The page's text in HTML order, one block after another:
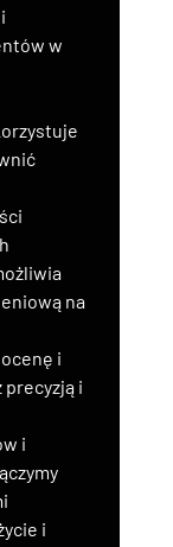
w
na
i
i
i
i